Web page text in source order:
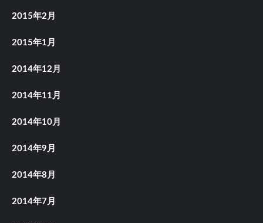
2015年2月
2015年1月
2014年12月
2014年11月
2014年10月
2014年9月
2014年8月
2014年7月